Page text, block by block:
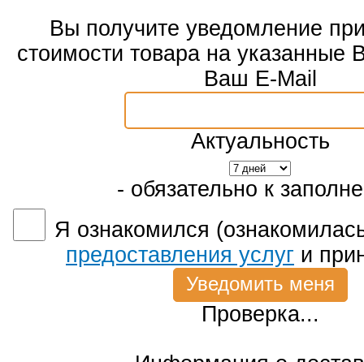
Вы получите уведомление
стоимости товара на указанные
Ваш E-Mail
Актуальность
- обязательно к
Я ознакомился
предоставления услуг и
Проверка...